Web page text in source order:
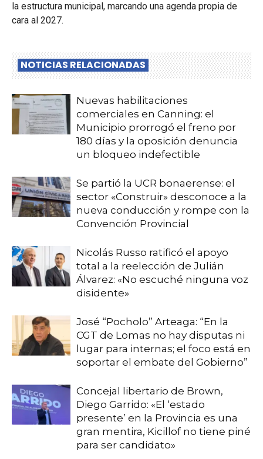
la estructura municipal, marcando una agenda propia de
cara al 2027.
NOTICIAS RELACIONADAS
Nuevas habilitaciones
comerciales en Canning: el
Municipio prorrogó el freno por
180 días y la oposición denuncia
un bloqueo indefectible
Se partió la UCR bonaerense: el
sector «Construir» desconoce a la
nueva conducción y rompe con la
Convención Provincial
Nicolás Russo ratificó el apoyo
total a la reelección de Julián
Álvarez: «No escuché ninguna voz
disidente»
José “Pocholo” Arteaga: “En la
CGT de Lomas no hay disputas ni
lugar para internas; el foco está en
soportar el embate del Gobierno”
Concejal libertario de Brown,
Diego Garrido: «El ‘estado
presente’ en la Provincia es una
gran mentira, Kicillof no tiene piné
para ser candidato»